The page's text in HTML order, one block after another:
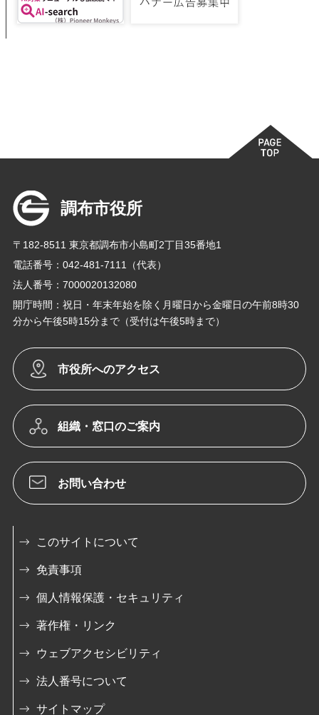
調布市役所
〒182-8511 東京都調布市小島町2丁目35番地1
電話番号：042-481-7111（代表）
法人番号：7000020132080
開庁時間：祝日・年末年始を除く月曜日から金曜日の午前8時30
分から午後5時15分まで（受付は午後5時まで）
市役所へのアクセス
組織・窓口のご案内
お問い合わせ
このサイトについて
免責事項
個人情報保護・セキュリティ
著作権・リンク
ウェブアクセシビリティ
法人番号について
サイトマップ